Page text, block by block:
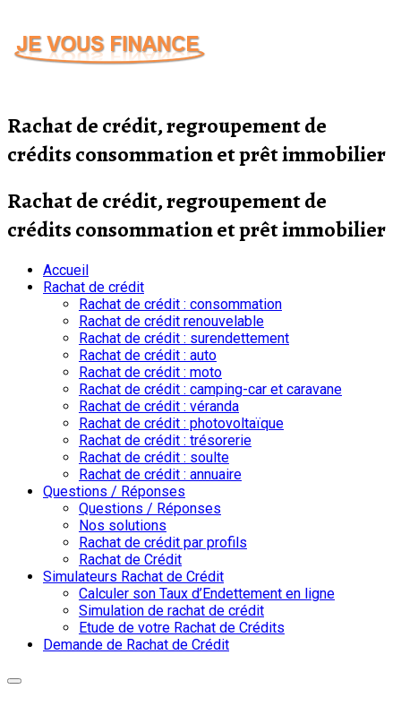
contenu
Rachat de crédit, regroupement de
crédits consommation et prêt immobilier
Rachat de crédit, regroupement de
crédits consommation et prêt immobilier
Accueil
Rachat de crédit
Rachat de crédit : consommation
Rachat de crédit renouvelable
Rachat de crédit : surendettement
Rachat de crédit : auto
Rachat de crédit : moto
Rachat de crédit : camping-car et caravane
Rachat de crédit : véranda
Rachat de crédit : photovoltaïque
Rachat de crédit : trésorerie
Rachat de crédit : soulte
Rachat de crédit : annuaire
Questions / Réponses
Questions / Réponses
Nos solutions
Rachat de crédit par profils
Rachat de Crédit
Simulateurs Rachat de Crédit
Calculer son Taux d’Endettement en ligne
Simulation de rachat de crédit
Etude de votre Rachat de Crédits
Demande de Rachat de Crédit